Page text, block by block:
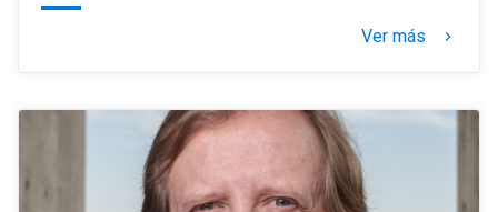
Ver más keyboard_arrow_right